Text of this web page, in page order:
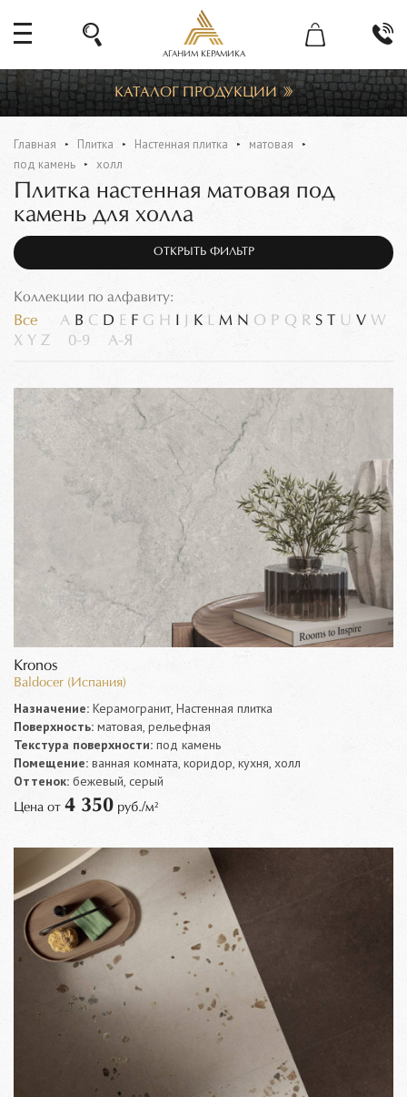
АГАНИМ КЕРАМИКА
КАТАЛОГ ПРОДУКЦИИ
Главная Плитка Настенная плитка
матовая
под камень
холл
Плитка настенная матовая под
камень для холла
ОТКРЫТЬ ФИЛЬТР
Коллекции по алфавиту:
Все A B C D E F G H I K L M N O P Q R S T U V W
X Y Z 0-9 А-Я
Kronos
Baldocer (Испания)
Назначение: Керамогранит, Настенная плитка
Поверхность: матовая, рельефная
Текстура поверхности: под камень
Помещение: ванная комната, коридор, кухня, холл
Оттенок: бежевый, серый
Цена от 4 350 руб./м²